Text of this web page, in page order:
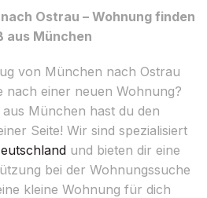
Ostrau – Wohnung finden
aus München
von München nach Ostrau
nach einer neuen Wohnung?
München hast du den
Seite! Wir sind spezialisiert
und bieten dir eine
bei der Wohnungssuche
kleine Wohnung für dich